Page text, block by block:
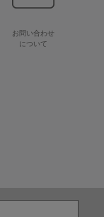
お問い合わせ
について